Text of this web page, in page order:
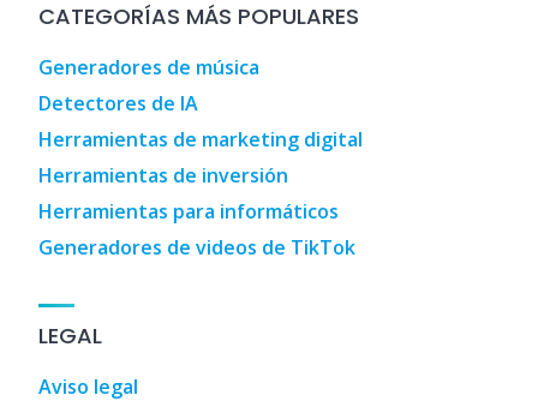
CATEGORÍAS MÁS POPULARES
Generadores de música
Detectores de IA
Herramientas de marketing digital
Herramientas de inversión
Herramientas para informáticos
Generadores de videos de TikTok
LEGAL
Aviso legal